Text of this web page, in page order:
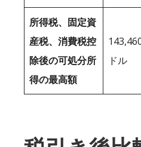
所得税、固定資
産税、消費税控
除後の可処分所
得の最高額
ドル